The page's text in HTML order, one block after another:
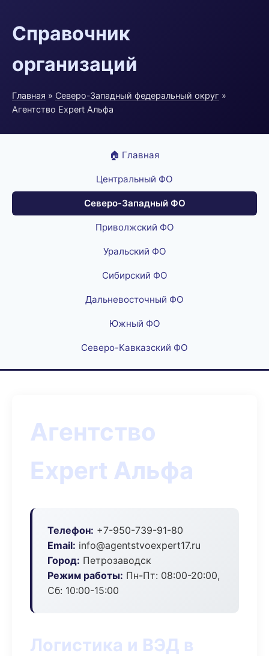
Справочник
организаций
Главная » Северо-Западный федеральный округ »
Агентство Expert Альфа
🏠 Главная
Центральный ФО
Северо-Западный ФО
Приволжский ФО
Уральский ФО
Сибирский ФО
Дальневосточный ФО
Южный ФО
Северо-Кавказский ФО
Агентство
Expert Альфа
Телефон: +7-950-739-91-80
Email: info@agentstvoexpert17.ru
Город: Петрозаводск
Режим работы: Пн-Пт: 08:00-20:00,
Сб: 10:00-15:00
Логистика и ВЭД в